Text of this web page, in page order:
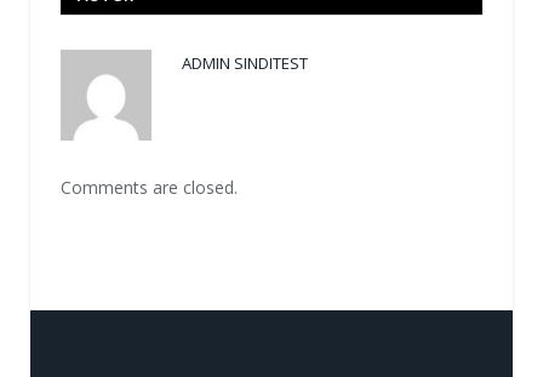
ADMIN SINDITEST
Comments are closed.